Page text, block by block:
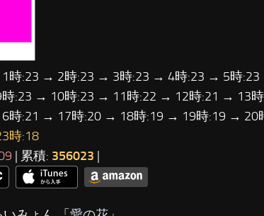
時:23 → 2時:23 → 3時:23 → 4時:23 → 5時
:23 → 10時:23 → 11時:22 → 12時:21 → 13
時:21 → 17時:20 → 18時:19 → 19時:19 → 20
時:18
| 累積: 356023 |